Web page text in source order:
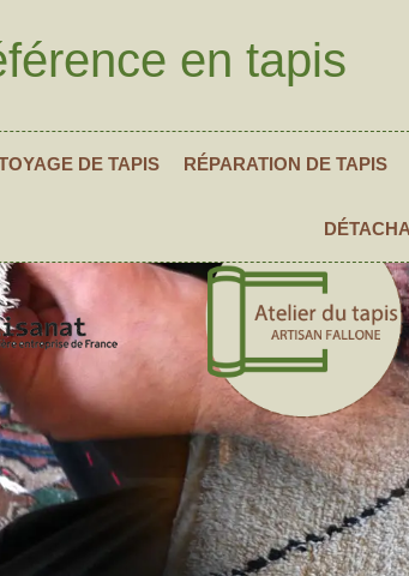
en tapis
DE TAPIS RÉPARATION DE TAPIS